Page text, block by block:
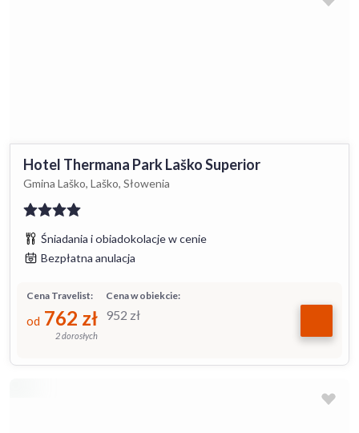
Hotel Thermana Park Laško Superior
Gmina Laško, Laško, Słowenia
Śniadania i obiadokolacje w cenie
Bezpłatna anulacja
Cena w obiekcie:
952 zł
Cena Travelist:
od 762 zł
2 dorosłych